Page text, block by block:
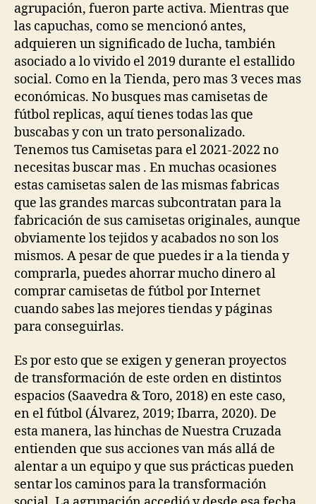
agrupación, fueron parte activa. Mientras que
las capuchas, como se mencionó antes,
adquieren un significado de lucha, también
asociado a lo vivido el 2019 durante el estallido
social. Como en la Tienda, pero mas 3 veces mas
económicas. No busques mas camisetas de
fútbol replicas, aquí tienes todas las que
buscabas y con un trato personalizado.
Tenemos tus Camisetas para el 2021-2022 no
necesitas buscar mas . En muchas ocasiones
estas camisetas salen de las mismas fabricas
que las grandes marcas subcontratan para la
fabricación de sus camisetas originales, aunque
obviamente los tejidos y acabados no son los
mismos. A pesar de que puedes ir a la tienda y
comprarla, puedes ahorrar mucho dinero al
comprar camisetas de fútbol por Internet
cuando sabes las mejores tiendas y páginas
para conseguirlas.
Es por esto que se exigen y generan proyectos
de transformación de este orden en distintos
espacios (Saavedra & Toro, 2018) en este caso,
en el fútbol (Álvarez, 2019; Ibarra, 2020). De
esta manera, las hinchas de Nuestra Cruzada
entienden que sus acciones van más allá de
alentar a un equipo y que sus prácticas pueden
sentar los caminos para la transformación